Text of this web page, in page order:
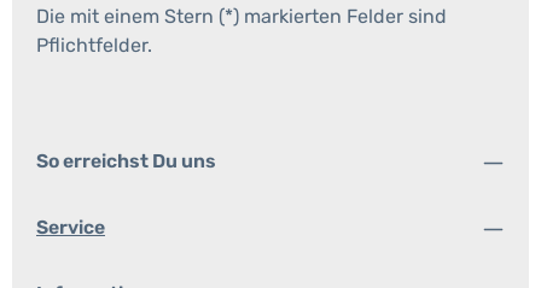
Die mit einem Stern (*) markierten Felder sind
Pflichtfelder.
So erreichst Du uns
Service